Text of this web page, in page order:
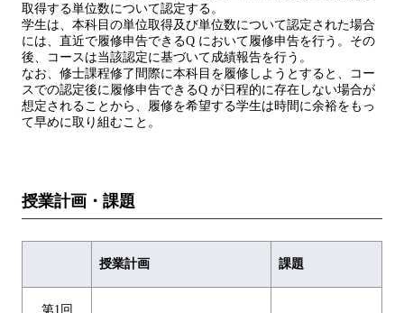
取得する単位数について認定する。
学生は、本科目の単位取得及び単位数について認定された場合
には、直近で履修申告できるQ において履修申告を行う。その
後、コースは当該認定に基づいて成績報告を行う。
なお、修士課程修了間際に本科目を履修しようとすると、コー
スでの認定後に履修申告できるQ が日程的に存在しない場合が
想定されることから、履修を希望する学生は時間に余裕をもっ
て早めに取り組むこと。
授業計画・課題
授業計画 課題
第1回